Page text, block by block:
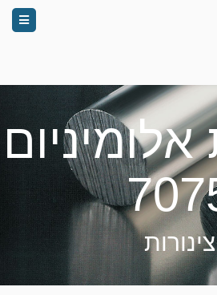
צינורות